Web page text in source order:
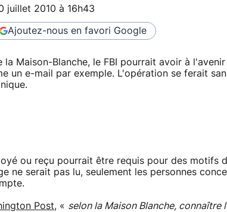
juillet 2010 à 16h43
Ajoutez-nous en favori Google
Maison-Blanche, le FBI pourrait avoir à
un e-mail par exemple. L'opération se ferait
ou reçu pourrait être requis pour des motifs
ne serait pas lu, seulement les personnes
Post, « selon la Maison Blanche, connaître